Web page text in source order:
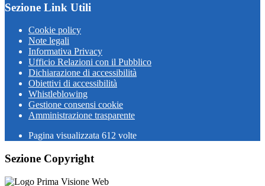
Sezione Link Utili
Cookie policy
Note legali
Informativa Privacy
Ufficio Relazioni con il Pubblico
Dichiarazione di accessibilità
Obiettivi di accessibilità
Whistleblowing
Gestione consensi cookie
Amministrazione trasparente
Pagina visualizzata 612 volte
Sezione Copyright